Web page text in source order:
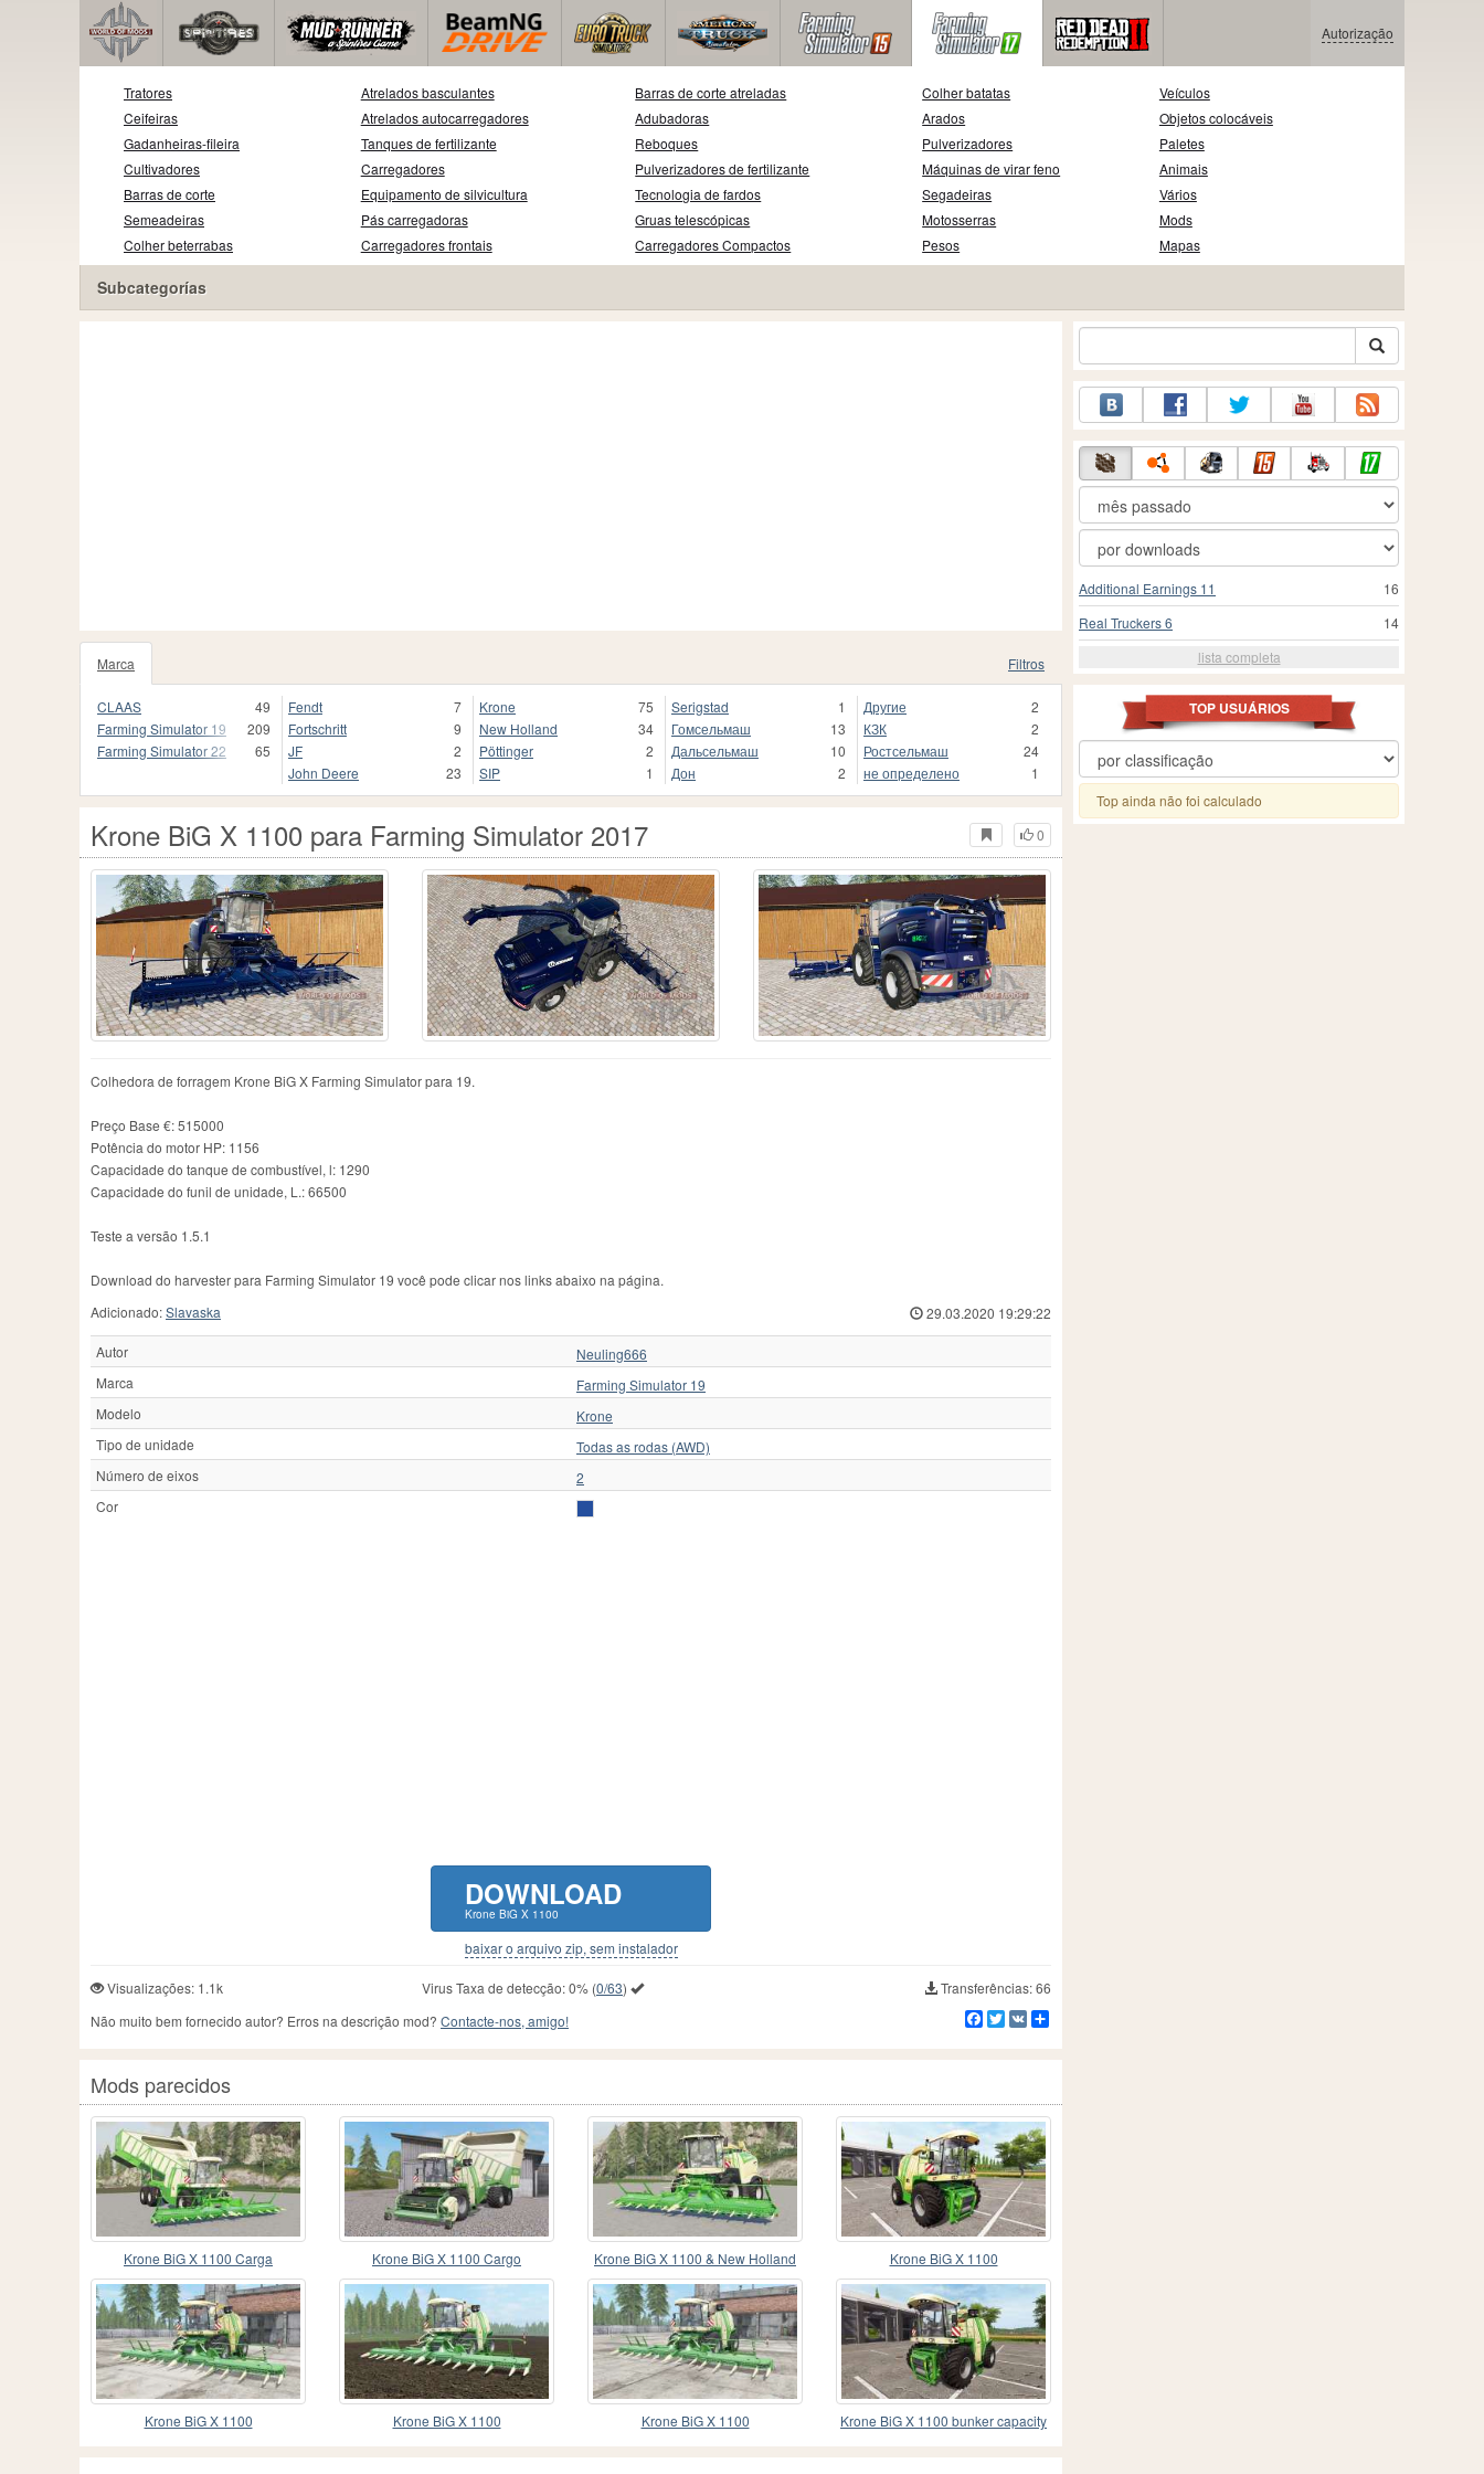
Autorização
Tratores
Ceifeiras
Gadanheiras-fileira
Cultivadores
Barras de corte
Semeadeiras
Colher beterrabas
Atrelados basculantes
Atrelados autocarregadores
Tanques de fertilizante
Carregadores
Equipamento de silvicultura
Pás carregadoras
Carregadores frontais
Barras de corte atreladas
Adubadoras
Reboques
Pulverizadores de fertilizante
Tecnologia de fardos
Gruas telescópicas
Carregadores Compactos
Colher batatas
Arados
Pulverizadores
Máquinas de virar feno
Segadeiras
Motosserras
Pesos
Veículos
Objetos colocáveis
Paletes
Animais
Vários
Mods
Mapas
Subcategorías
Marca
Filtros
11
CLAAS
49
Farming Simulator 19
209
Farming Simulator 22
65
Fendt
7
Fortschritt
9
JF
2
John Deere
23
Krone
75
New Holland
34
Pöttinger
2
SIP
1
Serigstad
1
Гомсельмаш
13
Дальсельмаш
10
Дон
2
Другие
2
КЗК
2
Ростсельмаш
24
не определено
1
0
Krone BiG X 1100 para Farming Simulator 2017
Colhedora de forragem Krone BiG X Farming Simulator para 19.
Preço Base €: 515000
Potência do motor HP: 1156
Capacidade do tanque de combustível, l: 1290
Capacidade do funil de unidade, L.: 66500
Teste a versão 1.5.1
Download do harvester para Farming Simulator 19 você pode clicar nos links abaixo na página.
Adicionado:Slavaska 29.03.2020 19:29:22
Autor
Neuling666
Marca
Farming Simulator 19
Modelo
Krone
Tipo de unidade
Todas as rodas (AWD)
Número de eixos
2
Cor
DOWNLOAD
Krone BiG X 1100
baixar o arquivo zip, sem instalador
Visualizações: 1.1k Virus Taxa de detecção:0%(0/63)
Transferências: 66
Não muito bem fornecido autor? Erros na descrição mod? Contacte-nos, amigo! Facebook
Twitter
VK
Mods parecidos
Krone BiG X 1100 Carga Krone BiG X 1100 Cargo
Krone BiG X 1100 & New Holland
FR780〡corn mash
Krone BiG X 1100
Krone BiG X 1100 Krone BiG X 1100 Krone BiG X 1100 Krone BiG X 1100 bunker capacity
16
Additional Earnings 11
14
Real Truckers 6
lista completa
TOP USUÁRIOS
Top ainda não foi calculado